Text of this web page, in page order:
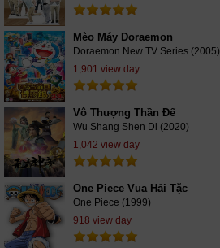
Mèo Máy Doraemon
Doraemon New TV Series (2005)
1,901 view day
Vô Thượng Thần Đế
Wu Shang Shen Di (2020)
1,042 view day
One Piece Vua Hải Tặc
One Piece (1999)
918 view day